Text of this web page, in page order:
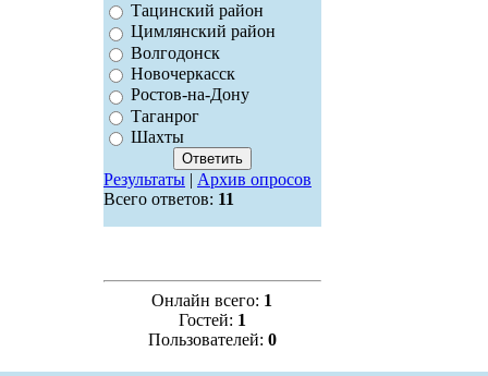
Тацинский район
Цимлянский район
Волгодонск
Новочеркасск
Ростов-на-Дону
Таганрог
Шахты
Результаты| Архив опросов
Всего ответов: 11
Онлайн всего: 1
Гостей: 1
Пользователей: 0